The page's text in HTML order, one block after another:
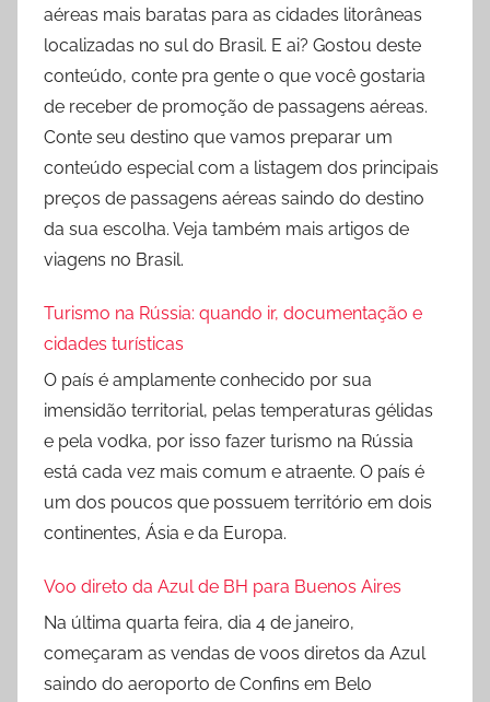
aéreas mais baratas para as cidades litorâneas
localizadas no sul do Brasil. E ai? Gostou deste
conteúdo, conte pra gente o que você gostaria
de receber de promoção de passagens aéreas.
Conte seu destino que vamos preparar um
conteúdo especial com a listagem dos principais
preços de passagens aéreas saindo do destino
da sua escolha. Veja também mais artigos de
viagens no Brasil.
Turismo na Rússia: quando ir, documentação e
cidades turísticas
O país é amplamente conhecido por sua
imensidão territorial, pelas temperaturas gélidas
e pela vodka, por isso fazer turismo na Rússia
está cada vez mais comum e atraente. O país é
um dos poucos que possuem território em dois
continentes, Ásia e da Europa.
Voo direto da Azul de BH para Buenos Aires
Na última quarta feira, dia 4 de janeiro,
começaram as vendas de voos diretos da Azul
saindo do aeroporto de Confins em Belo